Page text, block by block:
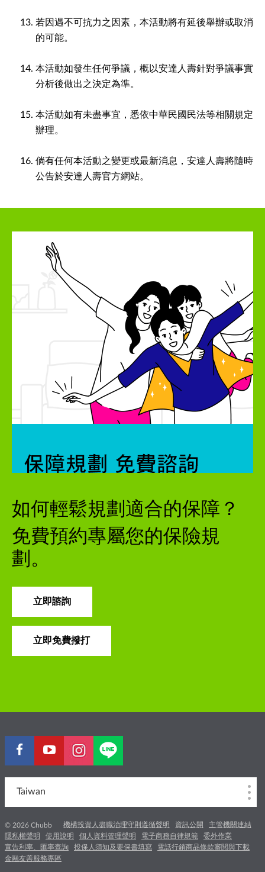
若因遇不可抗力之因素，本活動將有延後舉辦或取消
的可能。
本活動如發生任何爭議，概以安達人壽針對爭議事實
分析後做出之決定為準。
本活動如有未盡事宜，悉依中華民國民法等相關規定
辦理。
倘有任何本活動之變更或最新消息，安達人壽將隨時
公告於安達人壽官方網站。
如何輕鬆規劃適合的保障？
免費預約專屬您的保險規
劃。
立即諮詢
立即免費撥打
Taiwan
© 2026 Chubb 機構投資人盡職治理守則遵循聲明 資訊公開
主管機關連結
隱私權聲明
使用說明 個人資料管理聲明 電子商務自律規範
委外作業
宣告利率、匯率查詢
投保人須知及要保書填寫
電話行銷商品條款審閱與下載
金融友善服務專區